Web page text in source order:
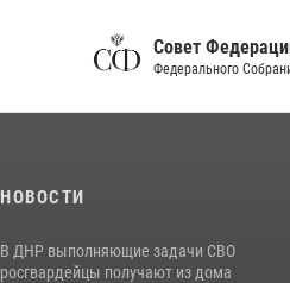
Совет Федерации
Федерального Собрания РФ
НОВОСТИ
В ДНР выполняющие задачи СВО
росгвардейцы получают из дома